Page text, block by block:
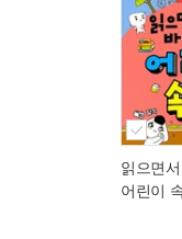
읽으면
어린이